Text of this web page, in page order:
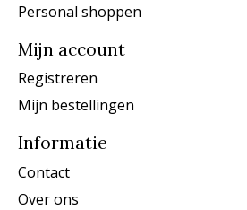
Personal shoppen
Mijn account
Registreren
Mijn bestellingen
Informatie
Contact
Over ons